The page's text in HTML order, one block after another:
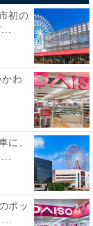
初の
わ
に、
ポッ